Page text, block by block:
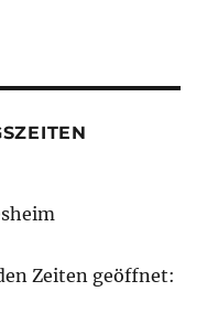
Zeiten geöffnet: